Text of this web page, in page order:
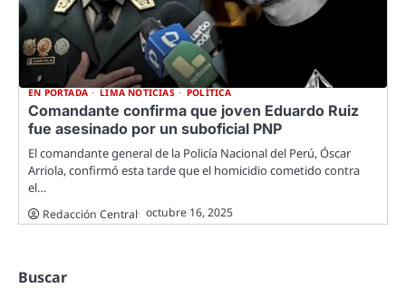
EN PORTADA LIMA NOTICIAS POLÍTICA
Comandante confirma que joven Eduardo Ruiz
fue asesinado por un suboficial PNP
El comandante general de la Policía Nacional del Perú, Óscar
Arriola, confirmó esta tarde que el homicidio cometido contra
el…
Redacción Central octubre 16, 2025
Buscar